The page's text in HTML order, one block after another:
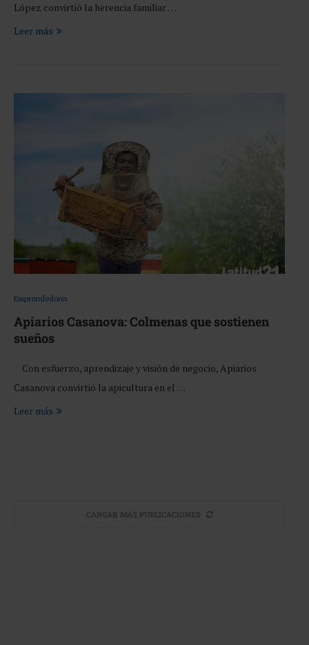
López convirtió la herencia familiar …
Leer más
Emprendedores
Apiarios Casanova: Colmenas que sostienen
sueños
Con esfuerzo, aprendizaje y visión de negocio, Apiarios
Casanova convirtió la apicultura en el …
Leer más
CARGAR MÁS PUBLICACIONES